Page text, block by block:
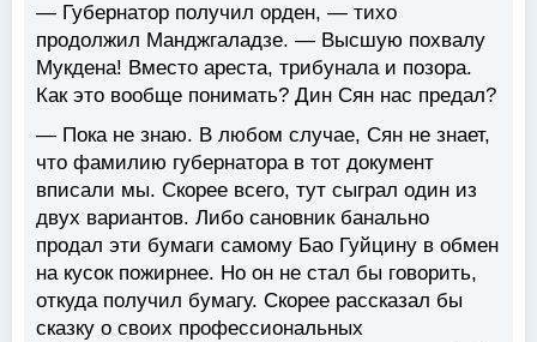
— Губернатор получил орден, — тихо
продолжил Манджгаладзе. — Высшую похвалу
Мукдена! Вместо ареста, трибунала и позора.
Как это вообще понимать? Дин Сян нас предал?
— Пока не знаю. В любом случае, Сян не знает,
что фамилию губернатора в тот документ
вписали мы. Скорее всего, тут сыграл один из
двух вариантов. Либо сановник банально
продал эти бумаги самому Бао Гуйцину в обмен
на кусок пожирнее. Но он не стал бы говорить,
откуда получил бумагу. Скорее рассказал бы
сказку о своих профессиональных